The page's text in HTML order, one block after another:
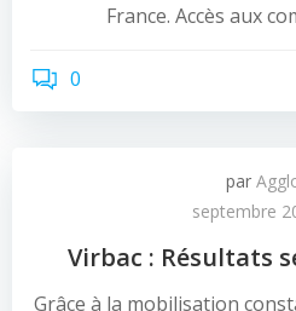
France. Accès aux
0
par
septembre
Virbac : Résultats
Grâce à la mobilisation